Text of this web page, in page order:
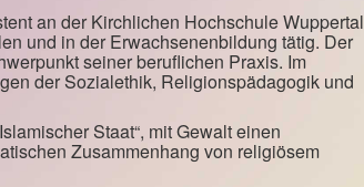
an der Kirchlichen Hochschule Wuppertal
und in der Erwachsenenbildung tätig. Der
seiner beruflichen Praxis. Im
der Sozialethik, Religionspädagogik und
Staat“, mit Gewalt einen
Zusammenhang von religiösem